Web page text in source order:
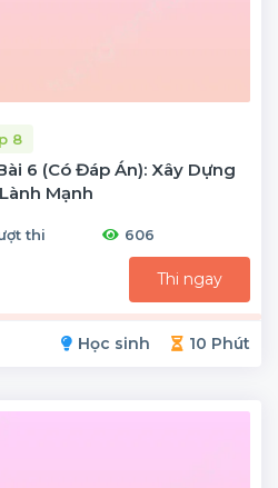
8
6 (có Đáp Án): Xây Dựng
Mạnh
thi 606
Thi ngay
Học sinh 10 Phút